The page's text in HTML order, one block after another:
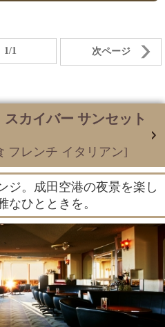
1/1 次ページ
カイバー サンセット
フレンチ イタリアン]
ジ。成田空港の夜景を楽し
なひとときを。